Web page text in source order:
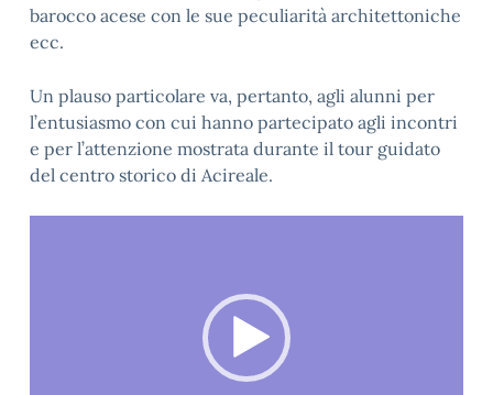
barocco acese con le sue peculiarità architettoniche
ecc.
Un plauso particolare va, pertanto, agli alunni per
l’entusiasmo con cui hanno partecipato agli incontri
e per l’attenzione mostrata durante il tour guidato
del centro storico di Acireale.